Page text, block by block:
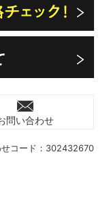
コード： 302432670
問い合わせ